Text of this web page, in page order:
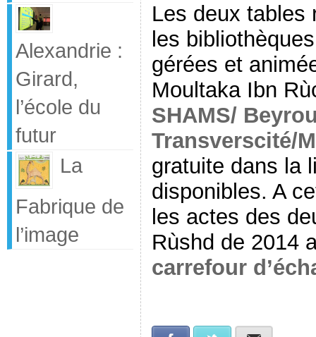
Alexandrie :
Girard,
l’école du
futur
La
Fabrique de
l’image
Les deux tables
les
gérées et
Moultaka Ibn
SHAMS/
Transverscité/
gratuite dans la
disponibles. A
les actes des
Rùshd de 2014
carrefour